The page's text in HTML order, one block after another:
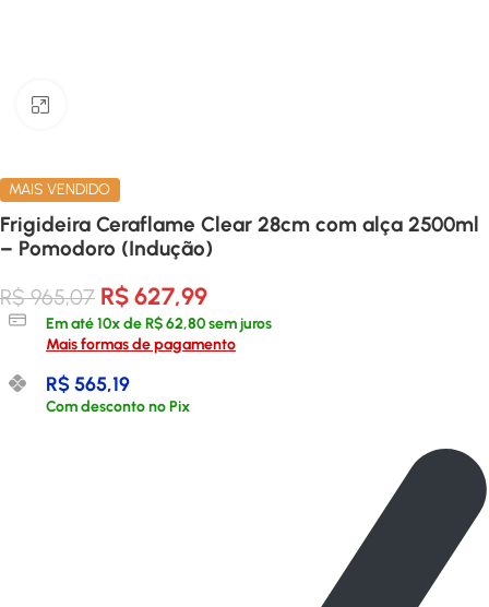
MAIS VENDIDO
Frigideira Ceraflame Clear 28cm com alça 2500ml
– Pomodoro (Indução)
R$965,07 R$627,99
Em até10x deR$62,80sem juros
Mais formas de pagamento
R$565,19
Com desconto no Pix